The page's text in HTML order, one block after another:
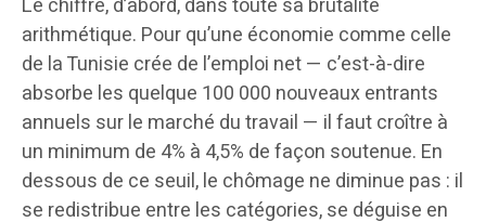
Le chiffre, d’abord, dans toute sa brutalité
arithmétique. Pour qu’une économie comme celle
de la Tunisie crée de l’emploi net — c’est-à-dire
absorbe les quelque 100 000 nouveaux entrants
annuels sur le marché du travail — il faut croître à
un minimum de 4% à 4,5% de façon soutenue. En
dessous de ce seuil, le chômage ne diminue pas : il
se redistribue entre les catégories, se déguise en